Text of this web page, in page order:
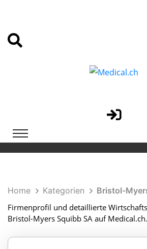
Home Kategorien
Bristol-
Firmenprofil und detaillierte
Bristol-Myers Squibb SA auf Medical.ch.